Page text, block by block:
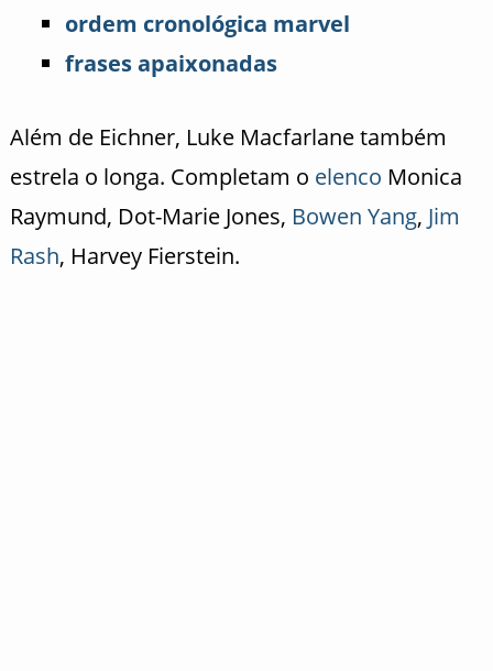
ordem cronológica marvel
frases apaixonadas
Além de Eichner, Luke Macfarlane também
estrela o longa. Completam o elenco Monica
Raymund, Dot-Marie Jones, Bowen Yang, Jim
Rash, Harvey Fierstein.